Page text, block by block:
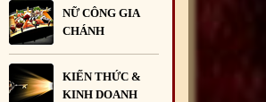
NỮ CÔNG GIA
CHÁNH
KIẾN THỨC &
KINH DOANH